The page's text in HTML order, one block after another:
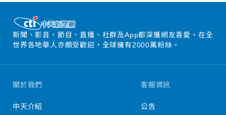
新聞、影音、節目、直播、社群及App都深獲網友喜愛，在全
世界各地華人亦頗受歡迎，全球擁有2000萬粉絲。
關於我們
中天介紹
客服資訊
公告